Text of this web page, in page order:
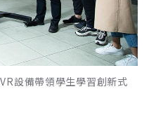
設備帶領學生學習創新式